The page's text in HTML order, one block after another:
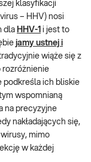
klasyfikacji
– HHV) nosi
dla HHV-1 i jest to
jamy ustnej i
wiąże się z
rozróżnienie
podkreśla ich bliskie
wspomnianą
na precyzyjne
nakładających się,
mimo
w każdej